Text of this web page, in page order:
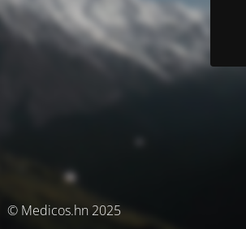
© Medicos.hn 2025